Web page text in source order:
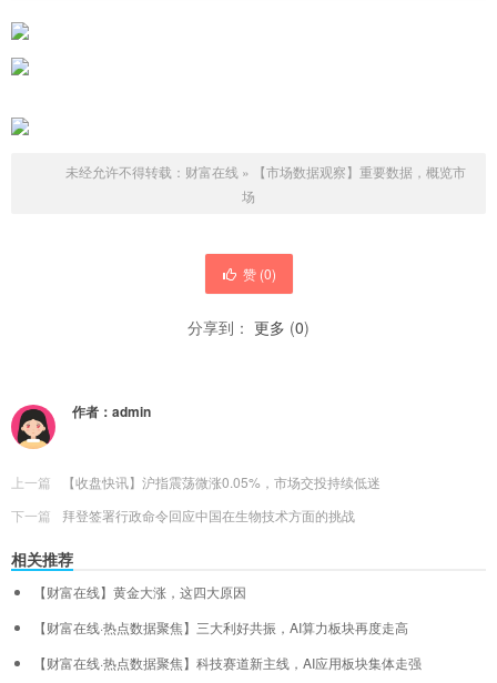
未经允许不得转载： 财富在线 »
【市场数据观察】重要数据，概览市
场
赞 (0)
分享到： 更多 (0)
作者： admin
上一篇
【收盘快讯】沪指震荡微涨0.05%，市场交投持续低迷
下一篇
拜登签署行政命令回应中国在生物技术方面的挑战
相关推荐
【财富在线】黄金大涨，这四大原因
【财富在线·热点数据聚焦】三大利好共振，AI算力板块再度走高
【财富在线·热点数据聚焦】科技赛道新主线，AI应用板块集体走强